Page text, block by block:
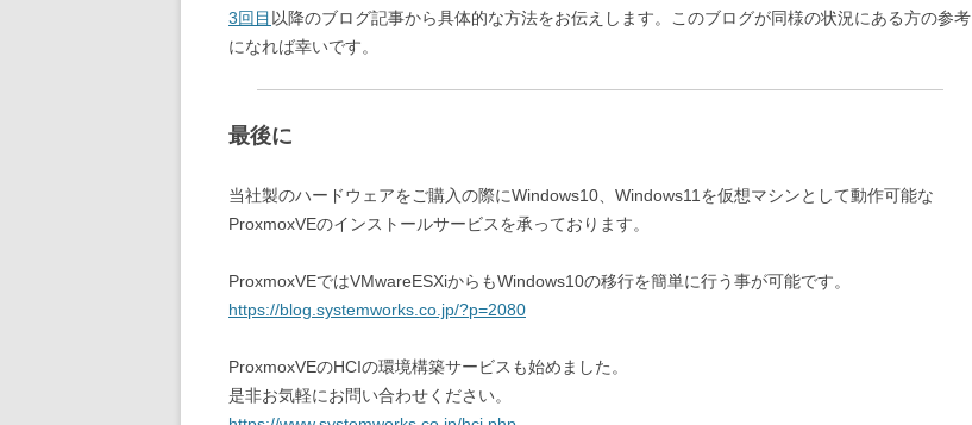
3回目 以降のブログ記事から具体的な方法をお伝えします。このブログが同様の状況にある方の参考
になれば幸いです。
最後に
当社製のハードウェアをご購入の際にWindows10、Windows11を仮想マシンとして動作可能な
ProxmoxVEのインストールサービスを承っております。
ProxmoxVEではVMwareESXiからもWindows10の移行を簡単に行う事が可能です。
https://blog.systemworks.co.jp/?p=2080
ProxmoxVEのHCIの環境構築サービスも始めました。
是非お気軽にお問い合わせください。